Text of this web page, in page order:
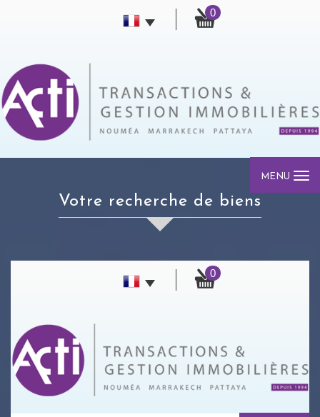
0
MENU
votre recherche de biens
0